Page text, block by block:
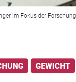
im Fokus der Forschung.
GEWICHT